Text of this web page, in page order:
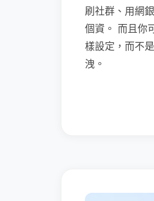
刷社群、用網
個資。 而且你
樣設定，而不
洩。